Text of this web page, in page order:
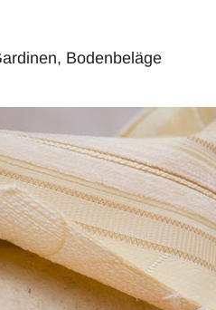
Bodenbeläge